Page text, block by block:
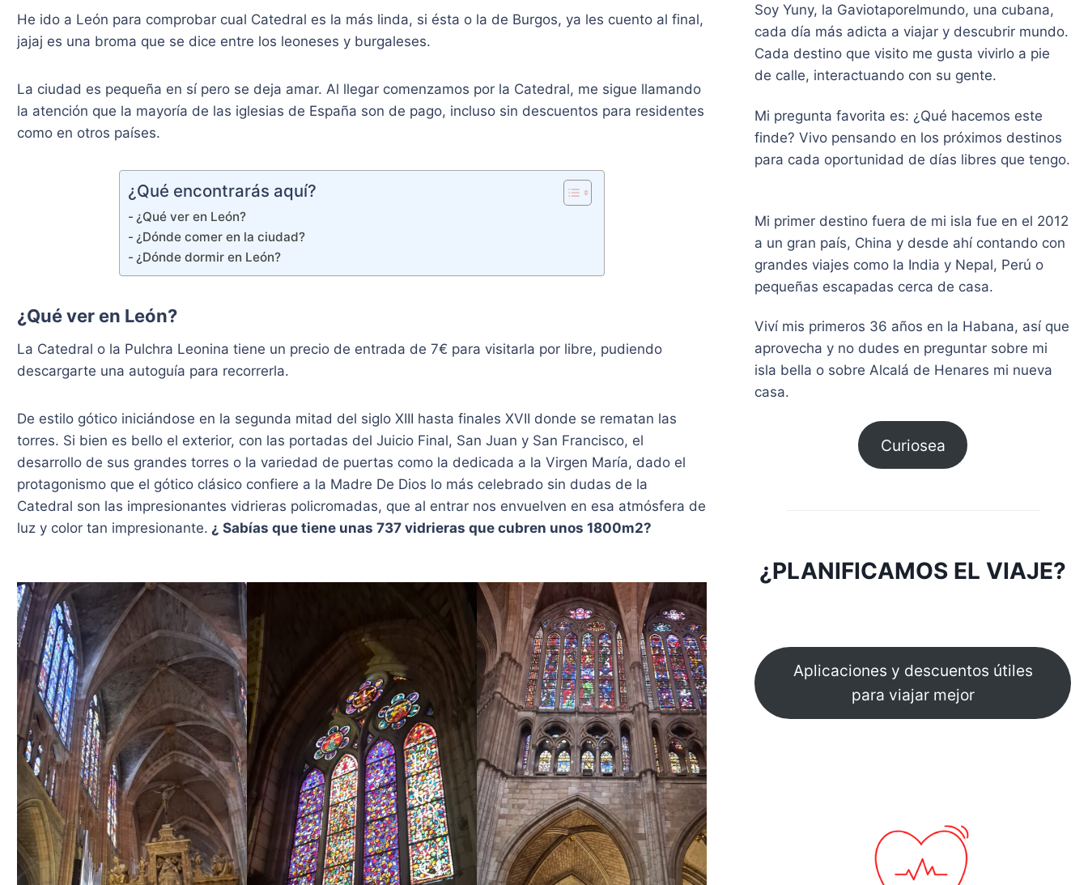
He ido a León para comprobar cual Catedral es la más linda, si ésta o la de Burgos, ya les cuento al final,
jajaj es una broma que se dice entre los leoneses y burgaleses.
La ciudad es pequeña en sí pero se deja amar. Al llegar comenzamos por la Catedral, me sigue llamando
la atención que la mayoría de las iglesias de España son de pago, incluso sin descuentos para residentes
como en otros países.
¿Qué encontrarás aquí?
¿Qué ver en León?
¿Dónde comer en la ciudad?
¿Dónde dormir en León?
¿Qué ver en León?
La Catedral o la Pulchra Leonina tiene un precio de entrada de 7€ para visitarla por libre, pudiendo
descargarte una autoguía para recorrerla.
De estilo gótico iniciándose en la segunda mitad del siglo XIII hasta finales XVII donde se rematan las
torres. Si bien es bello el exterior, con las portadas del Juicio Final, San Juan y San Francisco, el
desarrollo de sus grandes torres o la variedad de puertas como la dedicada a la Virgen María, dado el
protagonismo que el gótico clásico confiere a la Madre De Dios lo más celebrado sin dudas de la
Catedral son las impresionantes vidrieras policromadas, que al entrar nos envuelven en esa atmósfera de
luz y color tan impresionante. ¿ Sabías que tiene unas 737 vidrieras que cubren unos 1800m2?
Soy Yuny, la Gaviotaporelmundo, una cubana,
cada día más adicta a viajar y descubrir mundo.
Cada destino que visito me gusta vivirlo a pie
de calle, interactuando con su gente.
Mi pregunta favorita es: ¿Qué hacemos este
finde? Vivo pensando en los próximos destinos
para cada oportunidad de días libres que tengo.
​Mi primer destino fuera de mi isla fue en el 2012
a un gran país, China y desde ahí contando con
grandes viajes como la India y Nepal, Perú o
pequeñas escapadas cerca de casa.
Viví mis primeros 36 años en la Habana, así que
aprovecha y no dudes en preguntar sobre mi
isla bella o sobre Alcalá de Henares mi nueva
casa.
Curiosea
¿PLANIFICAMOS EL VIAJE?
Aplicaciones y descuentos útiles
para viajar mejor